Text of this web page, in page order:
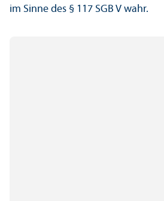
im Sinne des § 117 SGB V wahr.